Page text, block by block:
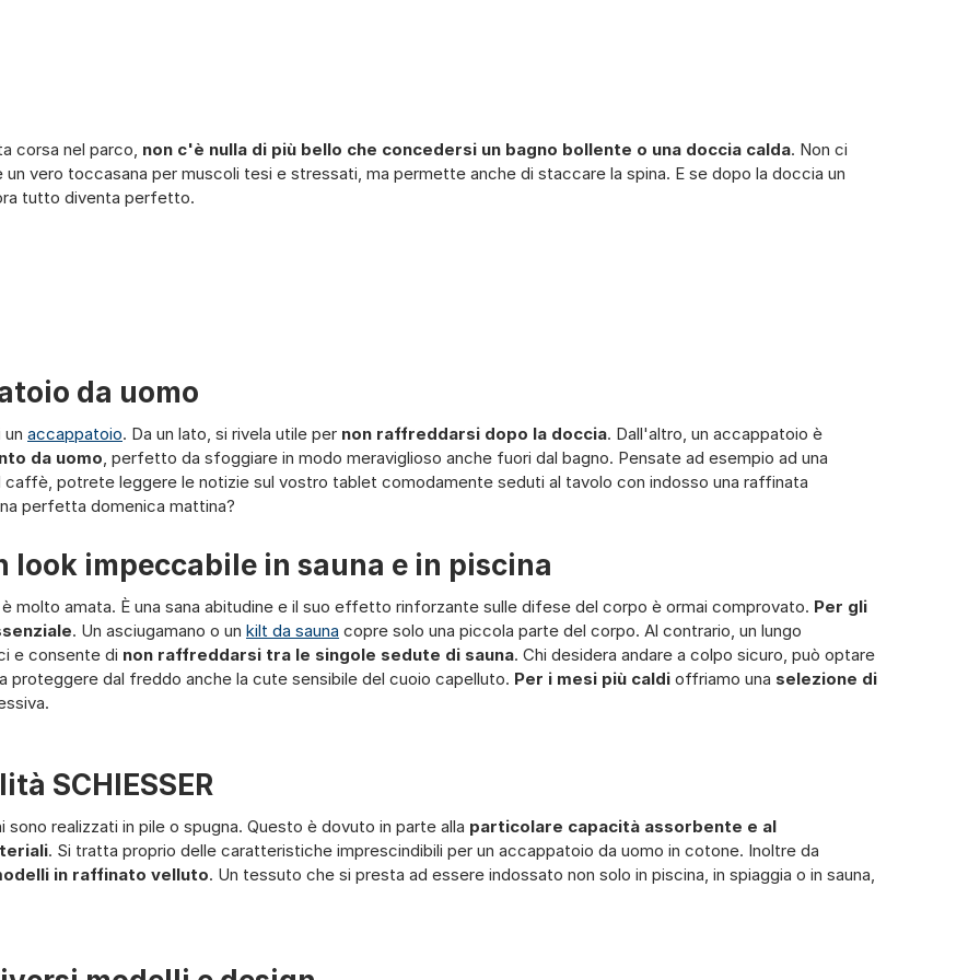
corsa nel parco, non c'è nulla di più bello che concedersi un bagno bollente o una doccia calda. Non ci
vero toccasana per muscoli tesi e stressati, ma permette anche di staccare la spina. E se dopo la doccia un
tutto diventa perfetto.
da uomo
accappatoio. Da un lato, si rivela utile per non raffreddarsi dopo la doccia. Dall'altro, un accappatoio è
da uomo, perfetto da sfoggiare in modo meraviglioso anche fuori dal bagno. Pensate ad esempio ad una
potrete leggere le notizie sul vostro tablet comodamente seduti al tavolo con indosso una raffinata
perfetta domenica mattina?
look impeccabile in sauna e in piscina
molto amata. È una sana abitudine e il suo effetto rinforzante sulle difese del corpo è ormai comprovato. Per gli
. Un asciugamano o un kilt da sauna copre solo una piccola parte del corpo. Al contrario, un lungo
e consente di non raffreddarsi tra le singole sedute di sauna. Chi desidera andare a colpo sicuro, può optare
dal freddo anche la cute sensibile del cuoio capelluto. Per i mesi più caldi offriamo una selezione di
SCHIESSER
realizzati in pile o spugna. Questo è dovuto in parte alla particolare capacità assorbente e al
. Si tratta proprio delle caratteristiche imprescindibili per un accappatoio da uomo in cotone. Inoltre da
in raffinato velluto. Un tessuto che si presta ad essere indossato non solo in piscina, in spiaggia o in sauna,